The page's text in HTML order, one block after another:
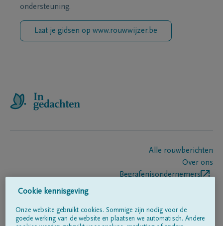
ondersteuning.
Laat je gidsen op www.rouwwijzer.be
Alle rouwberichten
Over ons
Begrafenisondernemers
Volg ons op
Cookie kennisgeving
Onze website gebruikt cookies. Sommige zijn nodig voor de
goede werking van de website en plaatsen we automatisch. Andere